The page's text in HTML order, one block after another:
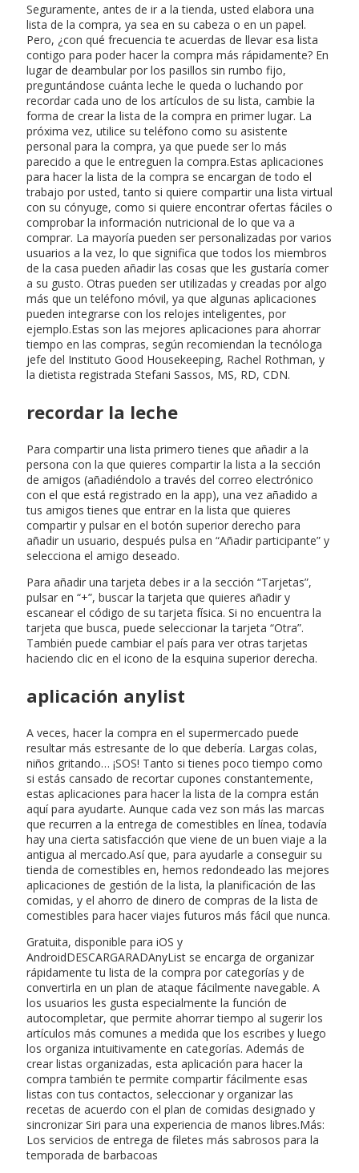
Seguramente, antes de ir a la tienda, usted elabora una
lista de la compra, ya sea en su cabeza o en un papel.
Pero, ¿con qué frecuencia te acuerdas de llevar esa lista
contigo para poder hacer la compra más rápidamente? En
lugar de deambular por los pasillos sin rumbo fijo,
preguntándose cuánta leche le queda o luchando por
recordar cada uno de los artículos de su lista, cambie la
forma de crear la lista de la compra en primer lugar. La
próxima vez, utilice su teléfono como su asistente
personal para la compra, ya que puede ser lo más
parecido a que le entreguen la compra.Estas aplicaciones
para hacer la lista de la compra se encargan de todo el
trabajo por usted, tanto si quiere compartir una lista virtual
con su cónyuge, como si quiere encontrar ofertas fáciles o
comprobar la información nutricional de lo que va a
comprar. La mayoría pueden ser personalizadas por varios
usuarios a la vez, lo que significa que todos los miembros
de la casa pueden añadir las cosas que les gustaría comer
a su gusto. Otras pueden ser utilizadas y creadas por algo
más que un teléfono móvil, ya que algunas aplicaciones
pueden integrarse con los relojes inteligentes, por
ejemplo.Estas son las mejores aplicaciones para ahorrar
tiempo en las compras, según recomiendan la tecnóloga
jefe del Instituto Good Housekeeping, Rachel Rothman, y
la dietista registrada Stefani Sassos, MS, RD, CDN.
recordar la leche
Para compartir una lista primero tienes que añadir a la
persona con la que quieres compartir la lista a la sección
de amigos (añadiéndolo a través del correo electrónico
con el que está registrado en la app), una vez añadido a
tus amigos tienes que entrar en la lista que quieres
compartir y pulsar en el botón superior derecho para
añadir un usuario, después pulsa en “Añadir participante” y
selecciona el amigo deseado.
Para añadir una tarjeta debes ir a la sección “Tarjetas”,
pulsar en “+”, buscar la tarjeta que quieres añadir y
escanear el código de su tarjeta física. Si no encuentra la
tarjeta que busca, puede seleccionar la tarjeta “Otra”.
También puede cambiar el país para ver otras tarjetas
haciendo clic en el icono de la esquina superior derecha.
aplicación anylist
A veces, hacer la compra en el supermercado puede
resultar más estresante de lo que debería. Largas colas,
niños gritando… ¡SOS! Tanto si tienes poco tiempo como
si estás cansado de recortar cupones constantemente,
estas aplicaciones para hacer la lista de la compra están
aquí para ayudarte. Aunque cada vez son más las marcas
que recurren a la entrega de comestibles en línea, todavía
hay una cierta satisfacción que viene de un buen viaje a la
antigua al mercado.Así que, para ayudarle a conseguir su
tienda de comestibles en, hemos redondeado las mejores
aplicaciones de gestión de la lista, la planificación de las
comidas, y el ahorro de dinero de compras de la lista de
comestibles para hacer viajes futuros más fácil que nunca.
Gratuita, disponible para iOS y
AndroidDESCARGARADAnyList se encarga de organizar
rápidamente tu lista de la compra por categorías y de
convertirla en un plan de ataque fácilmente navegable. A
los usuarios les gusta especialmente la función de
autocompletar, que permite ahorrar tiempo al sugerir los
artículos más comunes a medida que los escribes y luego
los organiza intuitivamente en categorías. Además de
crear listas organizadas, esta aplicación para hacer la
compra también te permite compartir fácilmente esas
listas con tus contactos, seleccionar y organizar las
recetas de acuerdo con el plan de comidas designado y
sincronizar Siri para una experiencia de manos libres.Más:
Los servicios de entrega de filetes más sabrosos para la
temporada de barbacoas